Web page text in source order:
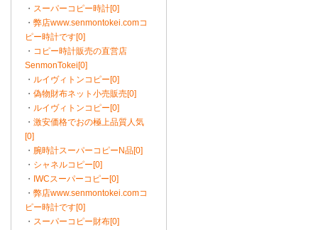
・ スーパーコピー時計[0]
・ 弊店www.senmontokei.comコ
ピー時計です[0]
・ コピー時計販売の直営店
SenmonTokei[0]
・ ルイヴィトンコピー[0]
・ 偽物財布ネット小売販売[0]
・ ルイヴィトンコピー[0]
・ 激安価格でおの極上品質人気
[0]
・ 腕時計スーパーコピーN品[0]
・ シャネルコピー[0]
・ IWCスーパーコピー[0]
・ 弊店www.senmontokei.comコ
ピー時計です[0]
・ スーパーコピー財布[0]